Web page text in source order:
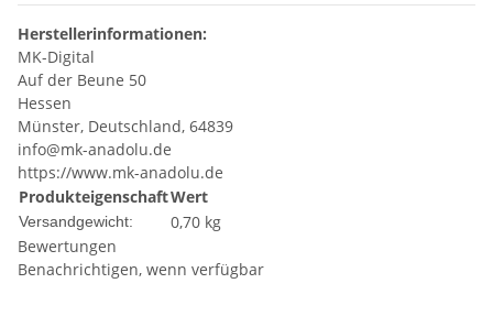
Herstellerinformationen:
MK-Digital
Auf der Beune 50
Hessen
Münster, Deutschland, 64839
info@mk-anadolu.de
https://www.mk-anadolu.de
ProdukteigenschaftWert
Versandgewicht:
0,70 kg
Bewertungen
Benachrichtigen, wenn verfügbar